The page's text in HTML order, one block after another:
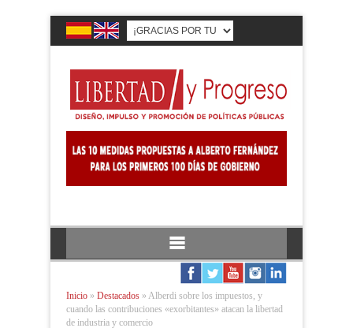
Inicio » Destacados » Alberdi sobre los impuestos, y
cuando las contribuciones «exorbitantes» atacan la libertad
de industria y comercio